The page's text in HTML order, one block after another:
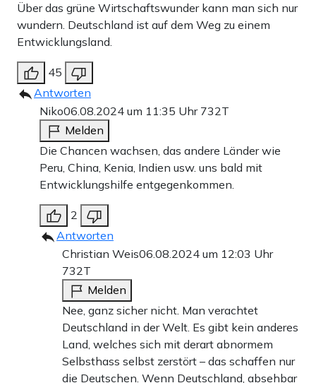
Über das grüne Wirtschaftswunder kann man sich nur
wundern. Deutschland ist auf dem Weg zu einem
Entwicklungsland.
45
Antworten
Niko06.08.2024 um 11:35 Uhr 732T
Melden
Die Chancen wachsen, das andere Länder wie
Peru, China, Kenia, Indien usw. uns bald mit
Entwicklungshilfe entgegenkommen.
2
Antworten
Christian Weis06.08.2024 um 12:03 Uhr
732T
Melden
Nee, ganz sicher nicht. Man verachtet
Deutschland in der Welt. Es gibt kein anderes
Land, welches sich mit derart abnormem
Selbsthass selbst zerstört – das schaffen nur
die Deutschen. Wenn Deutschland, absehbar